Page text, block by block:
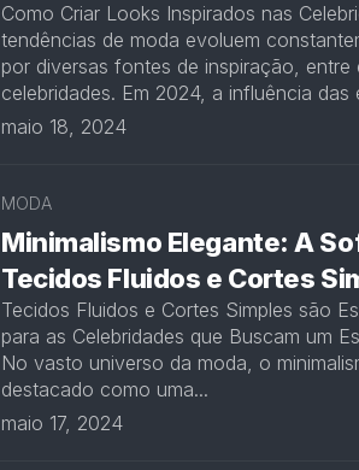
Como Criar Looks Inspirados nas
tendências de moda evoluem
por diversas fontes de inspiração, entre
celebridades. Em 2024, a influência das
maio 18, 2024
MODA
Minimalismo Elegante: A
Tecidos Fluidos e Cortes
Tecidos Fluidos e Cortes Simples são
para as Celebridades que Buscam um
No vasto universo da moda, o
destacado como uma...
maio 17, 2024